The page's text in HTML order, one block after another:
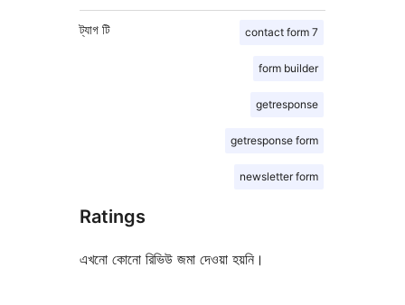
ট্যাগ contact form 7
form builder
getresponse
getresponse form
newsletter form
টি
Ratings
এখনো কোনো রিভিউ জমা দেওয়া হয়নি।